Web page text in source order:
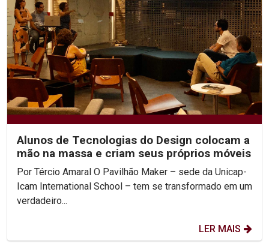
Alunos de Tecnologias do Design colocam a
mão na massa e criam seus próprios móveis
Por Tércio Amaral O Pavilhão Maker – sede da Unicap-
Icam International School – tem se transformado em um
verdadeiro...
LER MAIS